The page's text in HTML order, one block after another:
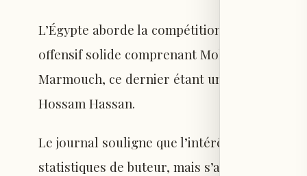
L’Égypte aborde la compétition avec de
offensif solide comprenant Mohamed Salah,
Marmouch, ce dernier étant un des leviers
Hossam Hassan.
Le journal souligne que l’intérêt de
statistiques de buteur, mais s’appuie aussi